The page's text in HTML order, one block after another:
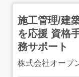
施工管理/建
を応援 資格
務サポート
株式会社オープ